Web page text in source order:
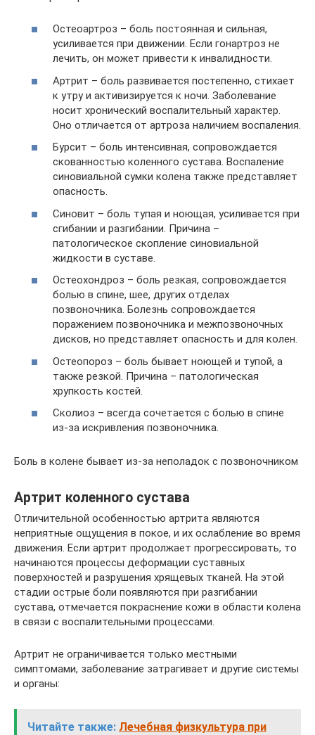
Остеоартроз – боль постоянная и сильная,
усиливается при движении. Если гонартроз не
лечить, он может привести к инвалидности.
Артрит – боль развивается постепенно, стихает
к утру и активизируется к ночи. Заболевание
носит хронический воспалительный характер.
Оно отличается от артроза наличием воспаления.
Бурсит – боль интенсивная, сопровождается
скованностью коленного сустава. Воспаление
синовиальной сумки колена также представляет
опасность.
Синовит – боль тупая и ноющая, усиливается при
сгибании и разгибании. Причина –
патологическое скопление синовиальной
жидкости в суставе.
Остеохондроз – боль резкая, сопровождается
болью в спине, шее, других отделах
позвоночника. Болезнь сопровождается
поражением позвоночника и межпозвоночных
дисков, но представляет опасность и для колен.
Остеопороз – боль бывает ноющей и тупой, а
также резкой. Причина – патологическая
хрупкость костей.
Сколиоз – всегда сочетается с болью в спине
из-за искривления позвоночника.
Боль в колене бывает из-за неполадок с позвоночником
Артрит коленного сустава
Отличительной особенностью артрита являются
неприятные ощущения в покое, и их ослабление во время
движения. Если артрит продолжает прогрессировать, то
начинаются процессы деформации суставных
поверхностей и разрушения хрящевых тканей. На этой
стадии острые боли появляются при разгибании
сустава, отмечается покраснение кожи в области колена
в связи с воспалительными процессами.
Артрит не ограничивается только местными
симптомами, заболевание затрагивает и другие системы
и органы:
Читайте также: Лечебная физкультура при